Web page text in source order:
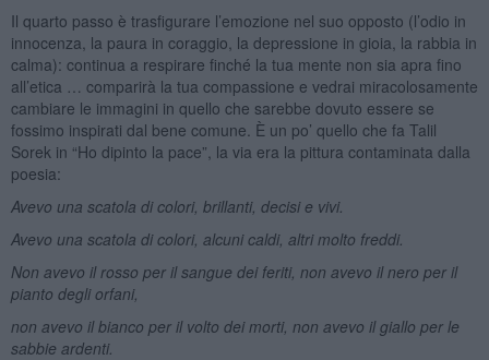
Il quarto passo è trasfigurare l’emozione nel suo opposto (l’odio in
innocenza, la paura in coraggio, la depressione in gioia, la rabbia in
calma): continua a respirare finché la tua mente non sia apra fino
all’etica … comparirà la tua compassione e vedrai miracolosamente
cambiare le immagini in quello che sarebbe dovuto essere se
fossimo inspirati dal bene comune. È un po’ quello che fa Talil
Sorek in “Ho dipinto la pace”, la via era la pittura contaminata dalla
poesia:
Avevo una scatola di colori, brillanti, decisi e vivi.
Avevo una scatola di colori, alcuni caldi, altri molto freddi.
Non avevo il rosso per il sangue dei feriti, non avevo il nero per il
pianto degli orfani,
non avevo il bianco per il volto dei morti, non avevo il giallo per le
sabbie ardenti.